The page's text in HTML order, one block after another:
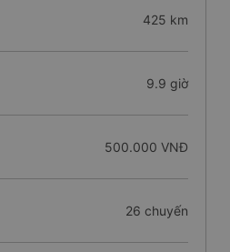
425 km
9.9 giờ
500.000 VNĐ
26 chuyến